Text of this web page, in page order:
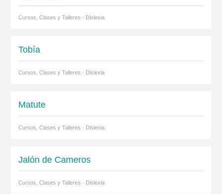
Cursos, Clases y Talleres · Dislexia
Tobía
Cursos, Clases y Talleres · Dislexia
Matute
Cursos, Clases y Talleres · Dislexia
Jalón de Cameros
Cursos, Clases y Talleres · Dislexia